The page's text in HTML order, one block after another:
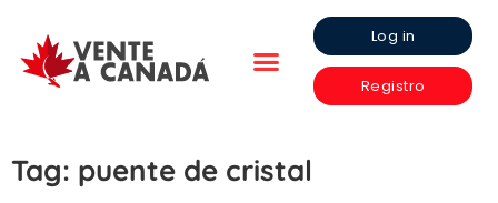
Log in
Registro
Tag: puente de cristal